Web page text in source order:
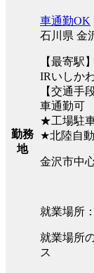
勤務
地
車通勤OK
石川県 金
【最寄駅】
IRいしか
【交通手
車通勤可
★工場駐
★北陸自
金沢市中
就業場所
就業場所
ス